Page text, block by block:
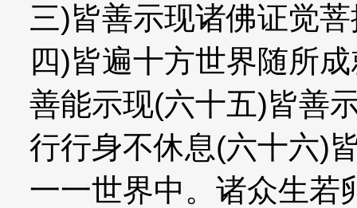
三)皆善示现诸佛证觉
四)皆遍十方世界随所
善能示现(六十五)皆善
行行身不休息(六十六)
一一世界中。诸众生若